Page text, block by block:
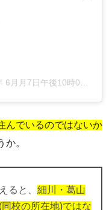
月月7日午後10時01分PDT
んでいるのではないか
。
ると、 細川・葛山
校の所在地)ではな